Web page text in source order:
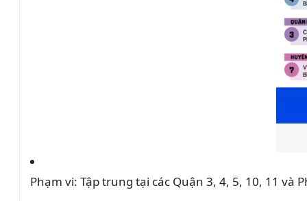
Phạm vi: Tập trung tại các Quận 3, 4, 5, 10, 11 và